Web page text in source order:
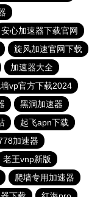
安心加速器下载官网
旋风加速官网下载
加速器大全
vp官方下载2024
黑洞加速器
起飞apn下载
加速器
老王vnp新版
爬墙专用加速器